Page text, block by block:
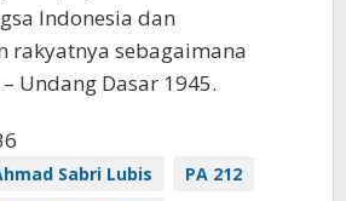
Indonesia dan
rakyatnya sebagaimana
Undang Dasar 1945.
Sabri Lubis
PA 212